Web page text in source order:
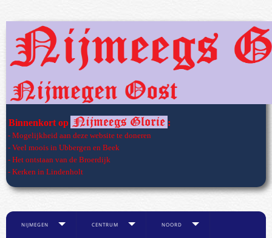
Binnenkort op :
- Mogelijkheid aan deze website te doneren
- Veel moois in Ubbergen en Beek
- Het ontstaan van de Broerdijk
- Kerken in Lindenholt
NIJMEGEN CENTRUM NOORD